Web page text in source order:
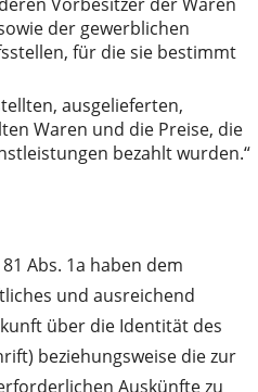
Vorbesitzer der Waren
der gewerblichen
für die sie bestimmt
ausgelieferten,
Waren und die Preise, die
bezahlt wurden.“
Abs. 1a haben dem
und ausreichend
über die Identität des
beziehungsweise die zur
Auskünfte zu